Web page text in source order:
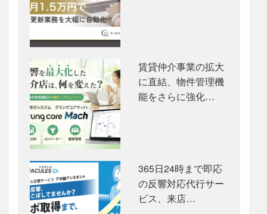
賃貸仲介事業の拡大
に直結、物件管理機
能をさらに強化…
365日24時まで即応
の反響対応代行サー
ビス、来店…